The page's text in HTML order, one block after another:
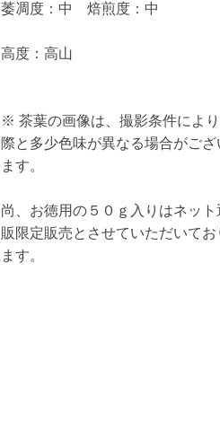
萎凋度：中 焙煎度：中
高度：高山
※ 茶葉の画像は、撮影条件によ
際と多少色味が異なる場合がござ
ます。
尚、お徳用の５０ｇ入りはネット
販限定販売とさせていただいてお
ます。